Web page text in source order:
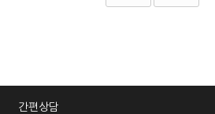
간편상담